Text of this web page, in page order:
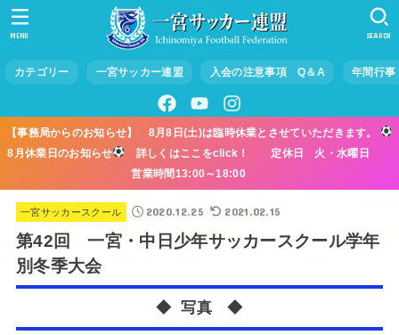
カテゴリー 一宮サッカー連盟 入会の注意事項 Q＆A 年間行事
SEARCH
MENU
【事務局からのお知らせ】 8月8日(土)は臨時休業とさせていただきます。
8月休業日のお知らせ
詳しくはここをclick！ 定休日 火・水曜日
営業時間13:00～18:00
一宮サッカースクール 2020.12.25 2021.02.15
第42回 一宮・中日少年サッカースクール学年
別冬季大会
◆ 写真 ◆